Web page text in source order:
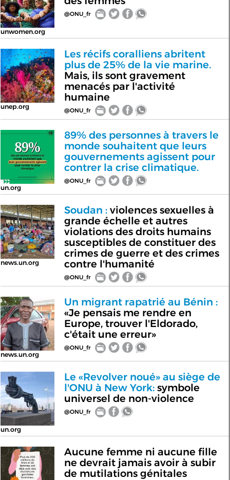
unwomen.org
@ONU_fr
unep.org
Les récifs coralliens abritent
plus de 25% de la vie marine.
Mais, ils sont gravement
menacés par l'activité
humaine
@ONU_fr
un.org
89% des personnes à travers le
monde souhaitent que leurs
gouvernements agissent pour
contrer la crise climatique.
@ONU_fr
news.un.org
Soudan :violences sexuelles à
grande échelle et autres
violations des droits humains
susceptibles de constituer des
crimes de guerre et des crimes
contre l'humanité
@ONU_fr
news.un.org
Un migrant rapatrié au Bénin :
«Je pensais me rendre en
Europe, trouver l'Eldorado,
c'était une erreur»
@ONU_fr
un.org
Le «Revolver noué» au siège de
l'ONU à New York:symbole
universel de non-violence
@ONU_fr
Aucune femme ni aucune fille
ne devrait jamais avoir à subir
de mutilations génitales